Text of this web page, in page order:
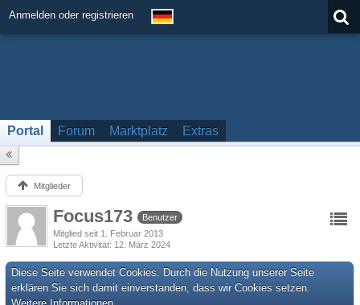
Anmelden oder registrieren
Portal Forum Marktplatz Extras
Mitglieder
Focus173
Benutzer
Mitglied seit 1. Februar 2013
Letzte Aktivität 12. März 2024
Diese Seite verwendet Cookies. Durch die Nutzung unserer Seite
erklären Sie sich damit einverstanden, dass wir Cookies setzen.